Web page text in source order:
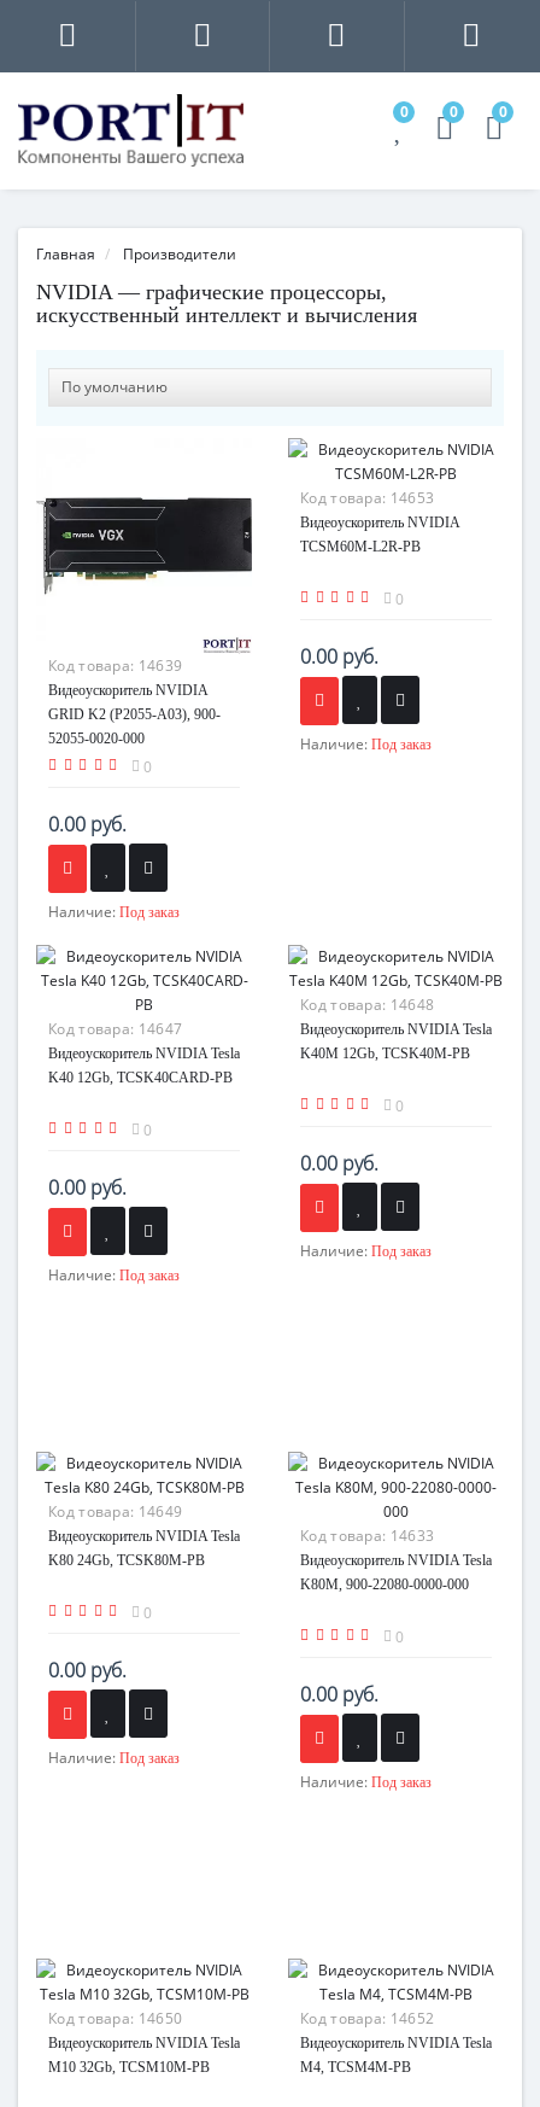
0 0 0
Главная Производители
NVIDIA — графические процессоры,
искусственный интеллект и вычисления
Код товара: 14639
Видеоускоритель NVIDIA
GRID K2 (P2055-A03), 900-
52055-0020-000
0
0.00 руб.
Наличие: Под заказ
Код товара: 14653
Видеоускоритель NVIDIA
TCSM60M-L2R-PB
0
0.00 руб.
Наличие: Под заказ
Код товара: 14647
Видеоускоритель NVIDIA Tesla
K40 12Gb, TCSK40CARD-PB
0
0.00 руб.
Наличие: Под заказ
Код товара: 14648
Видеоускоритель NVIDIA Tesla
K40M 12Gb, TCSK40M-PB
0
0.00 руб.
Наличие: Под заказ
Код товара: 14649
Видеоускоритель NVIDIA Tesla
K80 24Gb, TCSK80M-PB
0
0.00 руб.
Наличие: Под заказ
Код товара: 14633
Видеоускоритель NVIDIA Tesla
K80M, 900-22080-0000-000
0
0.00 руб.
Наличие: Под заказ
Код товара: 14650
Видеоускоритель NVIDIA Tesla
M10 32Gb, TCSM10M-PB
Код товара: 14652
Видеоускоритель NVIDIA Tesla
M4, TCSM4M-PB